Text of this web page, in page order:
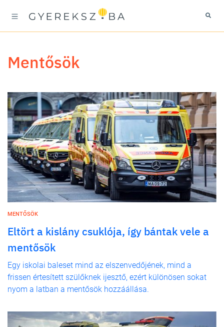
mentősök
MENTŐSÖK
Eltört a kislány csuklója, így bántak vele a
mentősök
Egy iskolai baleset mind az elszenvedőjének, mind a
frissen értesített szülőknek ijesztő, ezért különösen sokat
nyom a latban a mentősök hozzáállása.